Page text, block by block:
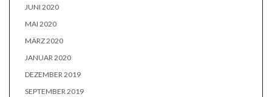
JUNI 2020
MAI 2020
MÄRZ 2020
JANUAR 2020
DEZEMBER 2019
SEPTEMBER 2019